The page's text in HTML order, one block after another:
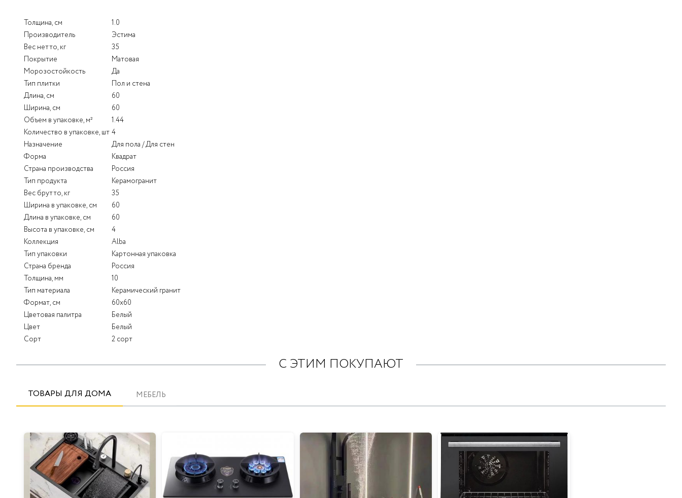
Толщина, см
1.0
Производитель
Эстима
Вес нетто, кг
35
Покрытие
Матовая
Морозостойкость
Да
Тип плитки
Пол и стена
Длина, см
60
Ширина, см
60
Объем в упаковке, м²
1.44
Количество в упаковке, шт 4
Назначение
Для пола / Для стен
Форма
Квадрат
Страна производства
Россия
Тип продукта
Керамогранит
Вес брутто, кг
35
Ширина в упаковке, см
60
Длина в упаковке, см
60
Высота в упаковке, см
4
Коллекция
Alba
Тип упаковки
Картонная упаковка
Страна бренда
Россия
Толщина, мм
10
Тип материала
Керамический гранит
Формат, см
60x60
Цветовая палитра
Белый
Цвет
Белый
Сорт
2 сорт
С ЭТИМ ПОКУПАЮТ
ТОВАРЫ ДЛЯ ДОМА МЕБЕЛЬ